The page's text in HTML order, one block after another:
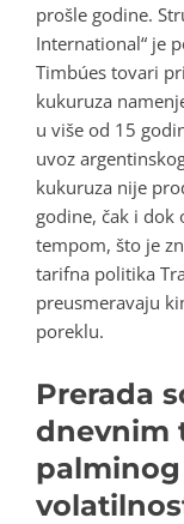
prošle godine.
International“ je
Timbúes tovari
kukuruza
u više od 15
uvoz
kukuruza nije
godine, čak i
tempom, što je
tarifna politika
preusmeravaju
poreklu.
Prerada
dnevnim